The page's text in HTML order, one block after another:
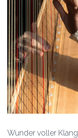
Wunder voller